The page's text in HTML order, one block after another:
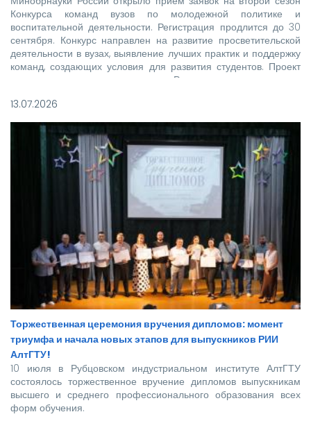
Конкурса команд вузов по молодежной политике и
воспитательной деятельности. Регистрация продлится до 30
сентября. Конкурс направлен на развитие просветительской
деятельности в вузах, выявление лучших практик и поддержку
команд, создающих условия для развития студентов. Проект
реализуется при поддержке Росмолодежи в рамках
13.07.2026
Торжественная церемония вручения дипломов: момент
триумфа и начала новых этапов для выпускников РИИ
АлтГТУ!
10 июля в Рубцовском индустриальном институте АлтГТУ
состоялось торжественное вручение дипломов выпускникам
высшего и среднего профессионального образования всех
форм обучения.